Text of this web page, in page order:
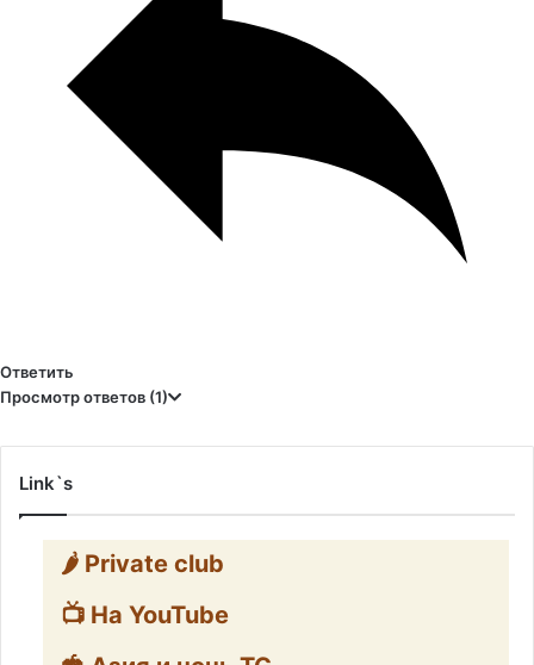
Ответить
Просмотр ответов (1)
Link`s
🌶️ Private club
📺 На YouTube